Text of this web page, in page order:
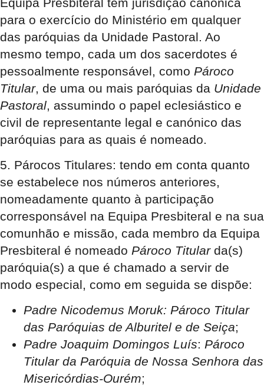
para o exercício do Ministério em qualquer
das paróquias da Unidade Pastoral. Ao
mesmo tempo, cada um dos sacerdotes é
pessoalmente responsável, como Pároco
Titular, de uma ou mais paróquias da Unidade
Pastoral , assumindo o papel eclesiástico e
civil de representante legal e canónico das
paróquias para as quais é nomeado.
5. Párocos Titulares: tendo em conta quanto
se estabelece nos números anteriores,
nomeadamente quanto à participação
corresponsável na Equipa Presbiteral e na sua
comunhão e missão, cada membro da Equipa
Presbiteral é nomeado Pároco Titularda(s)
paróquia(s) a que é chamado a servir de
modo especial, como em seguida se dispõe:
Padre Nicodemus Moruk: Pároco Titular
das Paróquias de Alburitel e de Seiça;
Padre Joaquim Domingos Luís: Pároco
Titular da Paróquia de Nossa Senhora das
Misericórdias-Ourém;